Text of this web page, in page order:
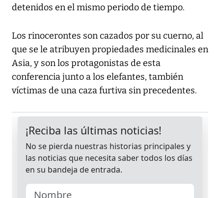
detenidos en el mismo periodo de tiempo.
Los rinocerontes son cazados por su cuerno, al
que se le atribuyen propiedades medicinales en
Asia, y son los protagonistas de esta
conferencia junto a los elefantes, también
víctimas de una caza furtiva sin precedentes.